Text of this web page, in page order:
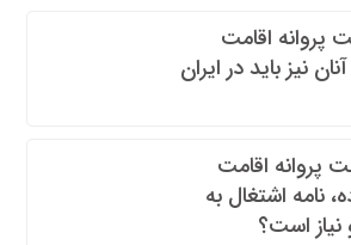
پروانه اقامت
نیز باید در ایران
پروانه اقامت
نامه اشتغال به
است؟